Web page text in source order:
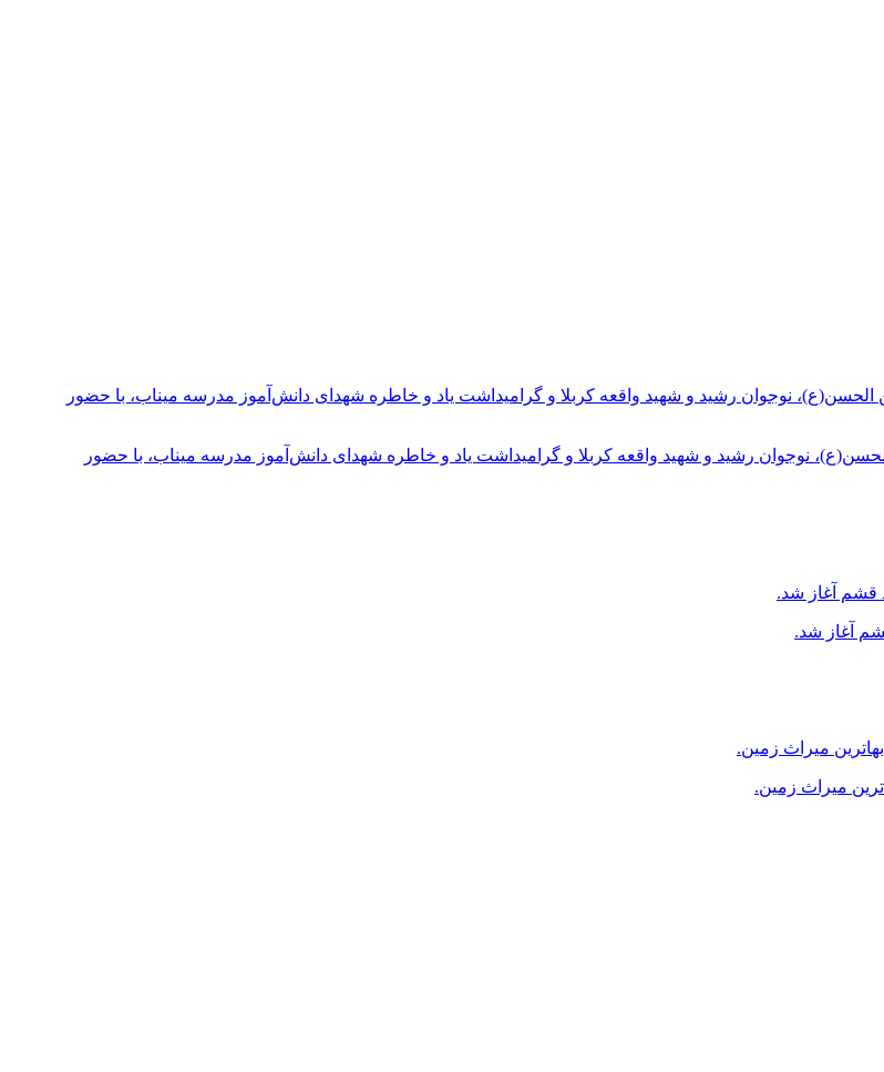
نوجوان رشید و شهید واقعه کربلا و گرامیداشت یاد و خاطره شهدای دانش‌آموز مدرسه میناب، با حضور
آغاز شد.
میراث زمین.